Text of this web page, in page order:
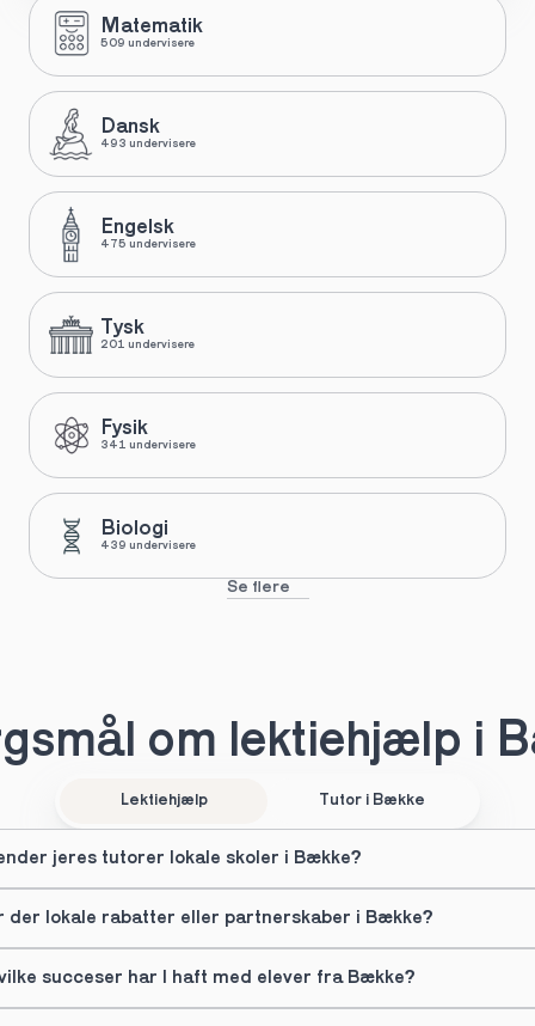
Matematik
509 undervisere
Dansk
493 undervisere
Engelsk
475 undervisere
Tysk
201 undervisere
Fysik
341 undervisere
Biologi
439 undervisere
Se flere
om lektiehjælp i
Lektiehjælp Tutor i Bække
jeres tutorer lokale skoler i Bække?
der lokale rabatter eller partnerskaber i Bække?
succeser har I haft med elever fra Bække?